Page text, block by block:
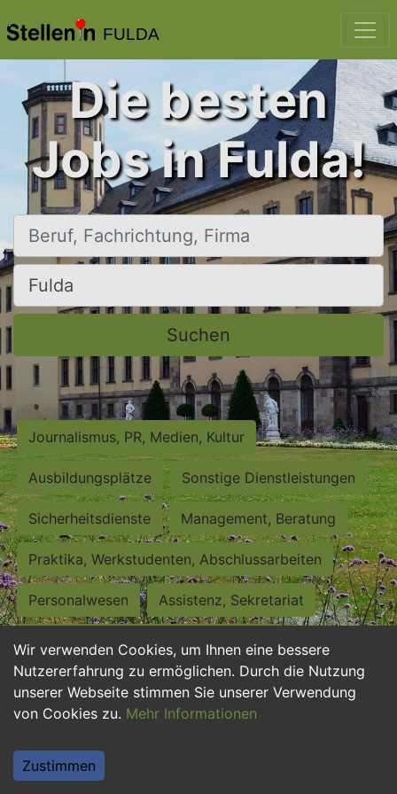
FULDA
Wir verwenden Cookies, um Ihnen eine bessere
Nutzererfahrung zu ermöglichen. Durch die Nutzung
unserer Webseite stimmen Sie unserer Verwendung
von Cookies zu. Mehr Informationen
Zustimmen
Die besten
Jobs in Fulda!
Beruf, Fachrichtung, Firma
Ort, Stadt
Suchen
Journalismus, PR, Medien, Kultur
Ausbildungsplätze Sonstige Dienstleistungen
Sicherheitsdienste Management, Beratung
Praktika, Werkstudenten, Abschlussarbeiten
Personalwesen Assistenz, Sekretariat
Hilfskräfte, Aushilfs- und Nebenjobs
Einkauf, Logistik, Materialwirtschaft
Weiterbildung, Studium, duale Ausbildung
Tourismus